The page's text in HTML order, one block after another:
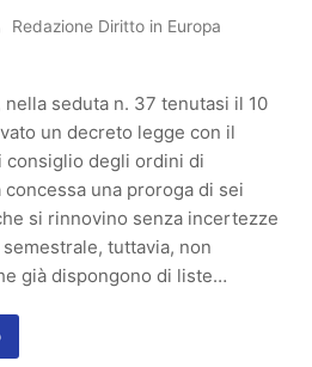
Redazione Diritto in Europa
seduta n. 37 tenutasi il 10
un decreto legge con il
consiglio degli ordini di
una proroga di sei
si rinnovino senza incertezze
tuttavia, non
già dispongono di liste…